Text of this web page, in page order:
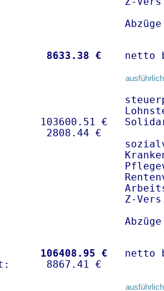
8633.38 €
103600.51 €
Z-
106408.95 €